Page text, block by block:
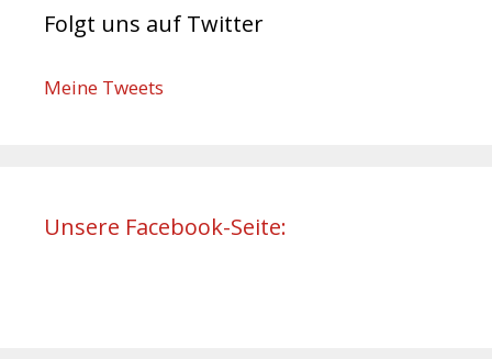
Folgt uns auf Twitter
Meine Tweets
Unsere Facebook-Seite: